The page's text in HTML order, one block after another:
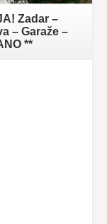
Zadar –
– Garaže –
**